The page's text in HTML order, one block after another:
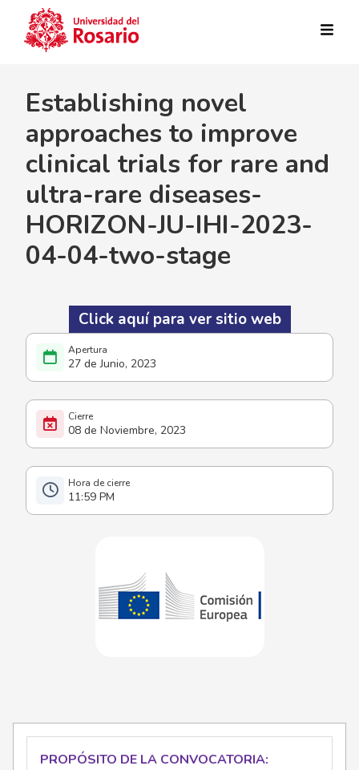
27 de Junio, 2023
08 de Noviembre, 2023
11:59 PM
Establishing novel
approaches to improve
clinical trials for rare and
ultra-rare diseases-
HORIZON-JU-IHI-2023-
04-04-two-stage
Click aquí para ver sitio web
PROPÓSITO DE LA CONVOCATORIA